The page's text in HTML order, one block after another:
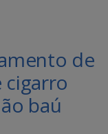
de
cigarro
baú